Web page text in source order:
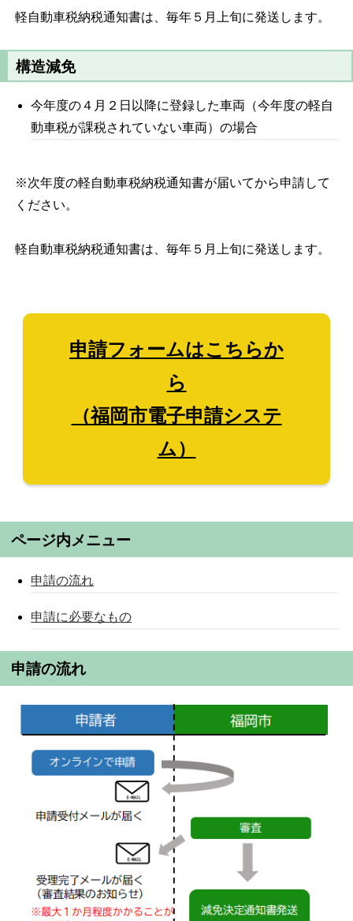
軽自動車税納税通知書は、毎年５月上旬に発送します。
構造減免
今年度の４月２日以降に登録した車両（今年度の軽自
動車税が課税されていない車両）の場合
※次年度の軽自動車税納税通知書が届いてから申請して
ください。
軽自動車税納税通知書は、毎年５月上旬に発送します。
申請フォームはこちらか
ら
（福岡市電子申請システ
ム）
ページ内メニュー
申請の流れ
申請に必要なもの
申請の流れ